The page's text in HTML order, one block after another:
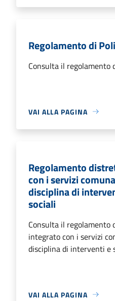
Regolamento di
Consulta il regolamento
VAI ALLA PAGINA
Regolamento
con i servizi
disciplina di
sociali
Consulta il
integrato con i servizi
disciplina di interventi e
VAI ALLA PAGINA